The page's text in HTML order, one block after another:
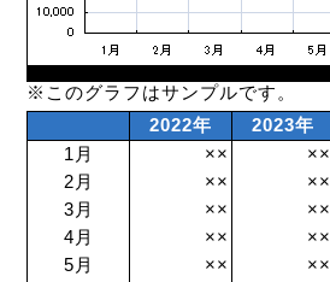
※このグラフはサンプルです。
2022年
2023年
1月
×× ××
2月
×× ××
3月
×× ××
4月
×× ××
5月
×× ××